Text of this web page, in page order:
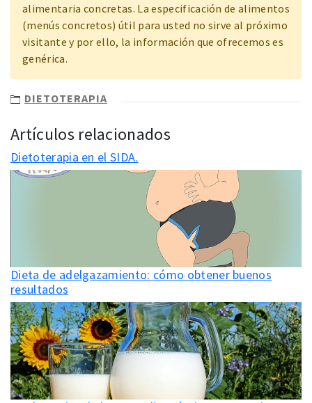
alimentaria concretas. La especificación de alimentos
(menús concretos) útil para usted no sirve al próximo
visitante y por ello, la información que ofrecemos es
genérica.
DIETOTERAPIA
Artículos relacionados
Dietoterapia en el SIDA.
Dieta de adelgazamiento: cómo obtener buenos
resultados